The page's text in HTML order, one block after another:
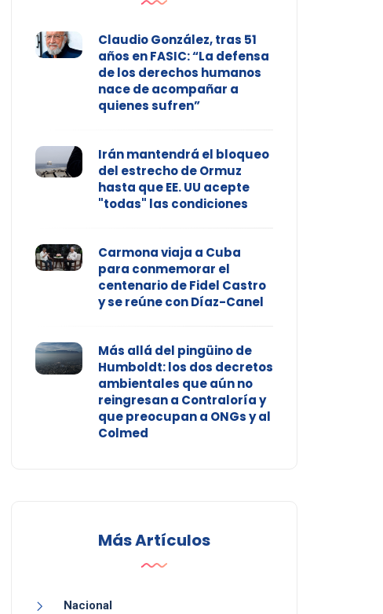
Claudio González, tras 51
años en FASIC: “La defensa
de los derechos humanos
nace de acompañar a
quienes sufren”
Irán mantendrá el bloqueo
del estrecho de Ormuz
hasta que EE. UU acepte
"todas" las condiciones
Carmona viaja a Cuba
para conmemorar el
centenario de Fidel Castro
y se reúne con Díaz-Canel
Más allá del pingüino de
Humboldt: los dos decretos
ambientales que aún no
reingresan a Contraloría y
que preocupan a ONGs y al
Colmed
Más Artículos
Nacional